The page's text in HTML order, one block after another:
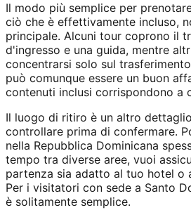
Il modo più semplice per
ciò che è effettivamente incluso,
principale. Alcuni tour coprono il
d'ingresso e una guida, mentre
concentrarsi solo sul
può comunque essere un buon
contenuti inclusi corrispondono a
Il luogo di ritiro è un altro
controllare prima di confermare.
nella Repubblica Dominicana
tempo tra diverse aree, vuoi
partenza sia adatto al tuo hotel o
Per i visitatori con sede a Santo
è solitamente semplice.